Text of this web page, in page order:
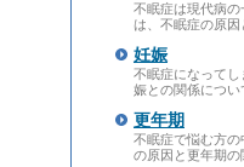
不眠症は現代病
は、不眠症の原因
妊娠
不眠症になって
娠との関係につい
更年期
不眠症で悩む方
の原因と更年期の